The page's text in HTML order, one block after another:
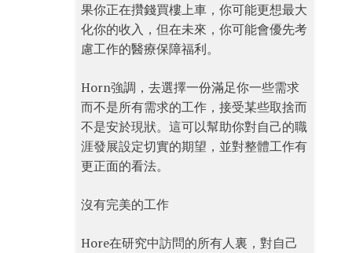
果你正在攢錢買樓上車，你可能更想最大
化你的收入，但在未來，你可能會優先考
慮工作的醫療保障福利。
Horn強調，去選擇一份滿足你一些需求
而不是所有需求的工作，接受某些取捨而
不是安於現狀。這可以幫助你對自己的職
涯發展設定切實的期望，並對整體工作有
更正面的看法。
沒有完美的工作
Hore在研究中訪問的所有人裏，對自己